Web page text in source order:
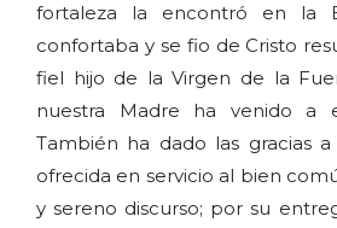
fortaleza la encontró en la
confortaba y se fio de Cristo
fiel hijo de la Virgen de la
nuestra Madre ha venido a
También ha dado las gracias
ofrecida en servicio al bien
y sereno discurso; por su